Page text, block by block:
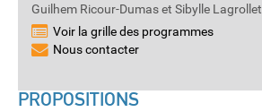
Guilhem Ricour-Dumas et Sibylle Lagrollet
Voir la grille des programmes
Nous contacter
PROPOSITIONS